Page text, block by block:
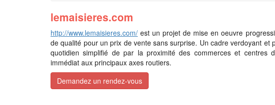
lemaisieres.com
http://www.lemaisieres.com/ est un projet de mise en oeuvre
de qualité pour un prix de vente sans surprise. Un cadre verdoyant et
quotidien simplifié de par la proximité des commerces et centres
immédiat aux principaux axes routiers.
Demandez un rendez-vous